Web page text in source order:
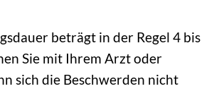
beträgt in der Regel 4 bis
Sie mit Ihrem Arzt oder
sich die Beschwerden nicht